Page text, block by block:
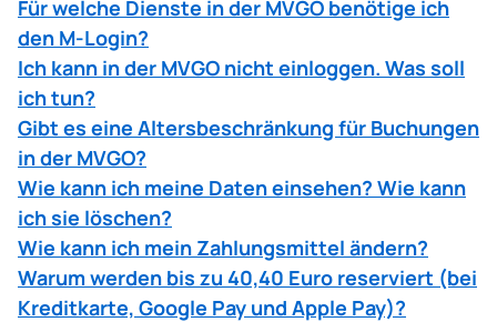
Für welche Dienste in der MVGO benötige ich
den M-Login?
Ich kann in der MVGO nicht einloggen. Was soll
ich tun?
Gibt es eine Altersbeschränkung für Buchungen
in der MVGO?
Wie kann ich meine Daten einsehen? Wie kann
ich sie löschen?
Wie kann ich mein Zahlungsmittel ändern?
Warum werden bis zu 40,40 Euro reserviert (bei
Kreditkarte, Google Pay und Apple Pay)?